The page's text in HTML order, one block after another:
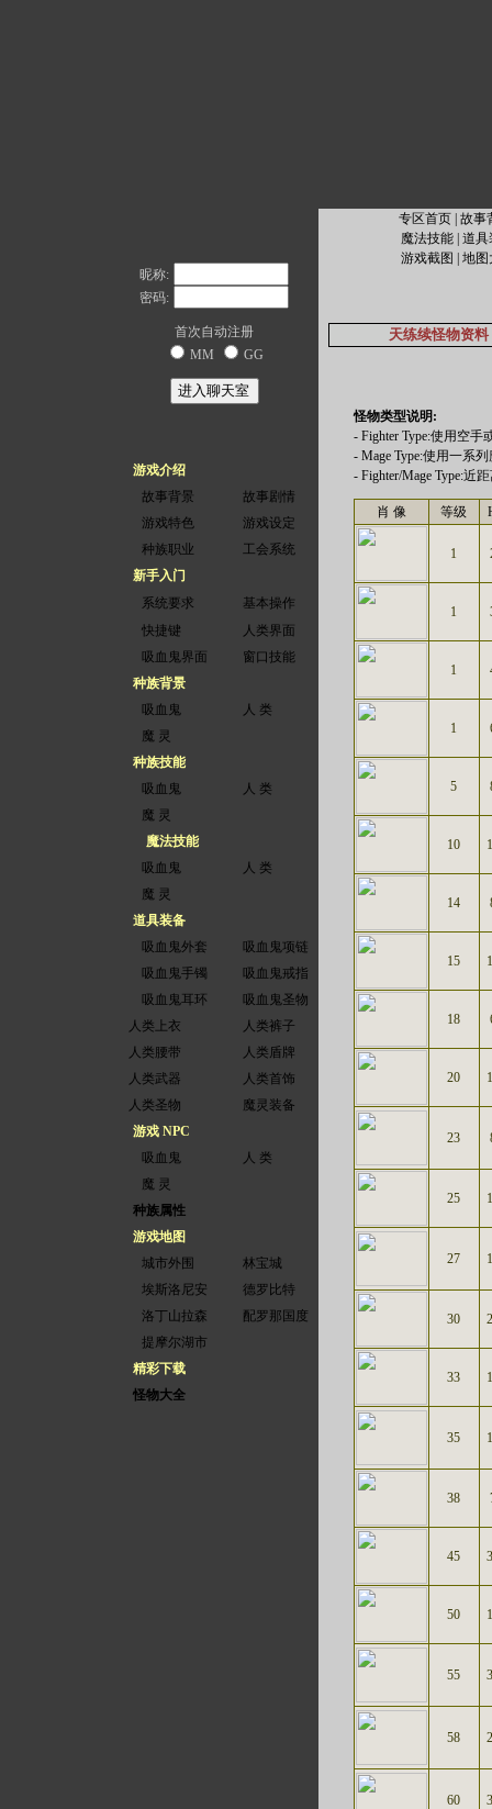
昵称:
密码:
首次自动注册
MM
GG
游戏介绍
故事背景
故事剧情
游戏特色
游戏设定
种族职业
工会系统
新手入门
系统要求
基本操作
快捷键
人类界面
吸血鬼界面
窗口技能
种族背景
吸血鬼
人 类
魔 灵
种族技能
吸血鬼
人 类
魔 灵
魔法技能
吸血鬼
人 类
魔 灵
道具装备
吸血鬼外套
吸血鬼项链
吸血鬼手镯
吸血鬼戒指
吸血鬼耳环
吸血鬼圣物
人类上衣
人类裤子
人类腰带
人类盾牌
人类武器
人类首饰
人类圣物
魔灵装备
游戏 NPC
吸血鬼
人 类
魔 灵
种族属性
游戏地图
城市外围
林宝城
埃斯洛尼安
德罗比特
洛丁山拉森
配罗那国度
提摩尔湖市
精彩下载
怪物大全
专区首页 |故事
魔法技能 道具
游戏截图
地图
天练续怪物资料
怪物类型说明:
- Fighter Type:使用空
- Mage Type:使用一系
- Fighter/Mage Type:近
肖 像 等级
1
1
1
1
5
10
14
15
18
20
23
25
27
30
33
35
38
45
50
55
58
60